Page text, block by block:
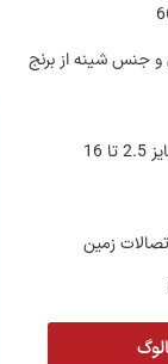
جنس شینه از برنج
زمین